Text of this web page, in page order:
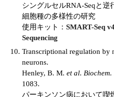
シングルセルRNA-Seqと
細胞種の多様性の研究
使用キット： SMART-Seq
Sequencing
Transcriptional regulation by
neurons.
Henley, B. M. et al.
1083.
パーキンソン病において喫